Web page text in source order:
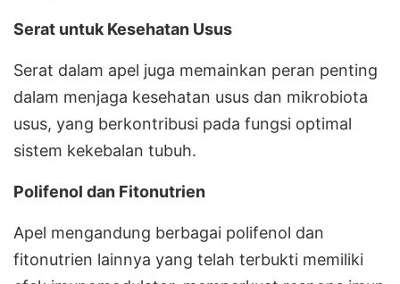
Serat untuk Kesehatan Usus
Serat dalam apel juga memainkan peran penting
dalam menjaga kesehatan usus dan mikrobiota
usus, yang berkontribusi pada fungsi optimal
sistem kekebalan tubuh.
Polifenol dan Fitonutrien
Apel mengandung berbagai polifenol dan
fitonutrien lainnya yang telah terbukti memiliki